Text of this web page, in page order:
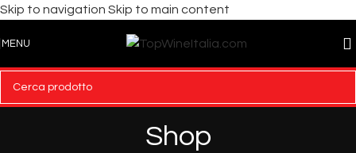
Skip to navigation Skip to main content
MENU
Shop